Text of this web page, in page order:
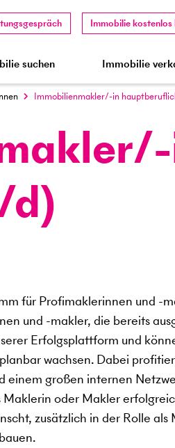
Immobilie
suchen Immobilie
Immobilienmakler/-in
d)
für Profimaklerinnen und -
und -makler, die bereits
Erfolgsplattform und
wachsen. Dabei
einem großen internen
oder Makler
zusätzlich in der Rolle